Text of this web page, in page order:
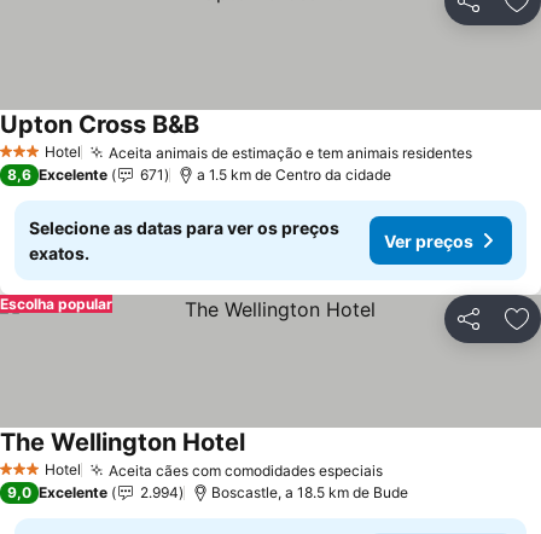
Partilhar
3 EstrelasHotel Aceita animais de estimação e tem animais residentes
Upton Cross B&B
8,6 Excelente 671 a 1.5 km de Centro da cidade
Selecione as datas para ver os preços
exatos.
Ver preços
Partilhar
Escolha popular
3 EstrelasHotel Aceita cães com comodidades especiais
The Wellington Hotel
9,0 Excelente 2.994 Boscastle, a 18.5 km de Bude